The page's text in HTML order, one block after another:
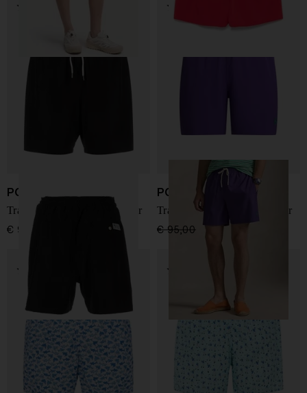
POLO RALPH LAUREN
Traveler Classic Swim Boxer
€ 95,00
POLO RALPH LAUREN
Traveler Classic Swim Boxer
€ 95,00